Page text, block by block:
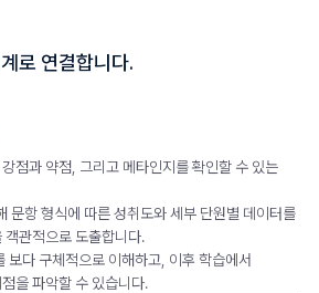
로 연결합니다.
점과 약점, 그리고 메타인지를 확인할 수 있는
문항 형식에 따른 성취도와 세부 단원별 데이터를
객관적으로 도출합니다.
보다 구체적으로 이해하고, 이후 학습에서
을 파악할 수 있습니다.